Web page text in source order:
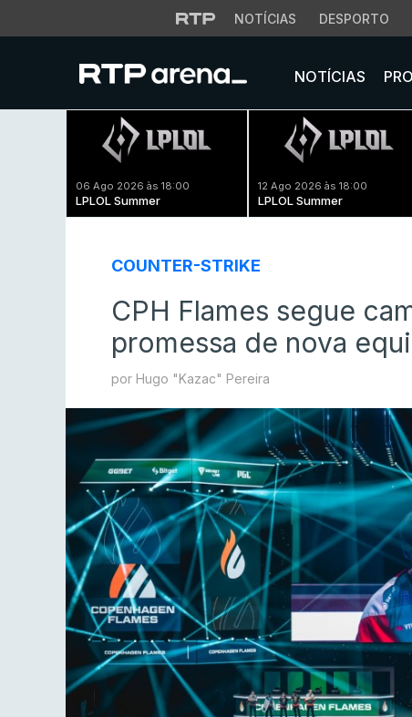
NOTÍCIAS DESPORTO
NOTÍCIAS
06 Ago 2026 às 18:00
LPLOL Summer
12 Ago 2026 às 18:00
LPLOL Summer
COUNTER-STRIKE
CPH Flames segue
promessa de nova
por Hugo "Kazac" Pereira